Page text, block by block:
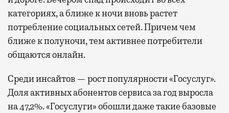
категориях, а ближе к ночи вновь растет
потребление социальных сетей. Причем чем
ближе к полуночи, тем активнее потребители
общаются онлайн.
Среди инсайтов — рост популярности «Госуслуг».
Доля активных абонентов сервиса за год выросла
на 47,2%. «Госуслуги» обошли даже такие базовые